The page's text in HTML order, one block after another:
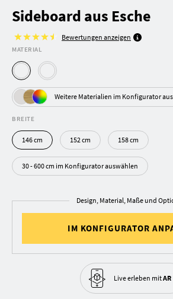
Sideboard aus Esche
Bewertungen anzeigen
MATERIAL
Weitere Materialien im Konfigurator
BREITE
146 cm 152 cm 158 cm
30 - 600 cm im Konfigurator auswählen
Design, Material, Maße und
IM KONFIGURATOR
Live erleben mitAR